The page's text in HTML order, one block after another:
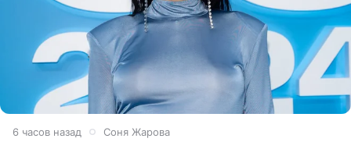
6 часов назад Соня Жарова